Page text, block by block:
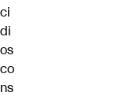
ci
di
os
co
ns